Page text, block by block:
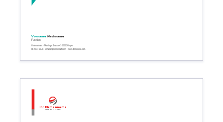
06 12 34 56 78 - email@gesellschaft.com - www.deineseite.com
Funktion
Unternehmen - Meininger Strasse 43 66550 Illingen
VornameNachname
Ihr Firmenname
Ihre Basislinie